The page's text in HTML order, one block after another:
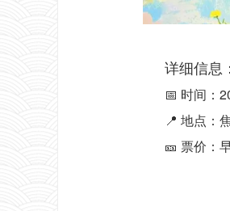
详细信息：
📅 时间：
📍 地点：焦
🎫 票价：早